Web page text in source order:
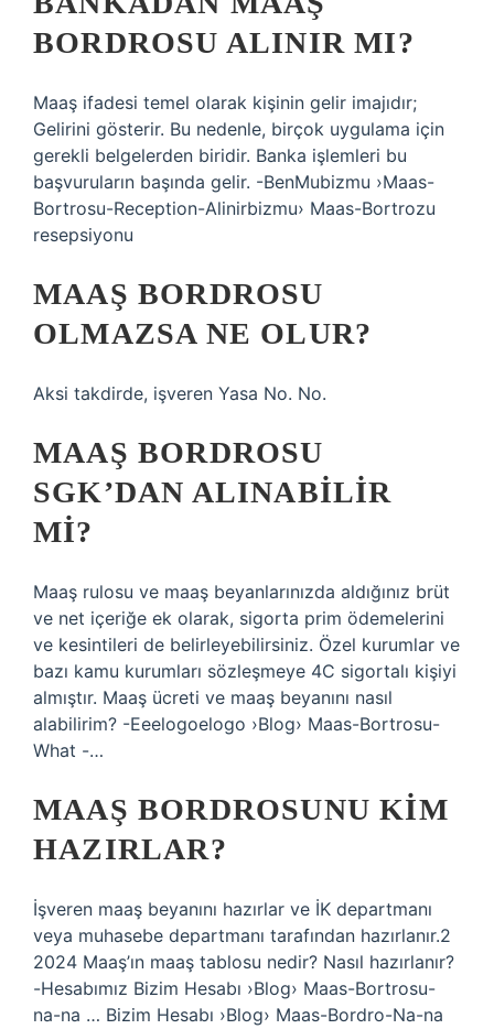
BORDROSU ALINIR MI?
Maaş ifadesi temel olarak kişinin gelir imajıdır;
Gelirini gösterir. Bu nedenle, birçok uygulama için
gerekli belgelerden biridir. Banka işlemleri bu
başvuruların başında gelir. -BenMubizmu ›Maas-
Bortrosu-Reception-Alinirbizmu› Maas-Bortrozu
resepsiyonu
MAAŞ BORDROSU
OLMAZSA NE OLUR?
Aksi takdirde, işveren Yasa No. No.
MAAŞ BORDROSU
SGK’DAN ALINABILIR
MI?
Maaş rulosu ve maaş beyanlarınızda aldığınız brüt
ve net içeriğe ek olarak, sigorta prim ödemelerini
ve kesintileri de belirleyebilirsiniz. Özel kurumlar ve
bazı kamu kurumları sözleşmeye 4C sigortalı kişiyi
almıştır. Maaş ücreti ve maaş beyanını nasıl
alabilirim? -Eeelogoelogo ›Blog› Maas-Bortrosu-
What -…
MAAŞ BORDROSUNU KIM
HAZIRLAR?
İşveren maaş beyanını hazırlar ve İK departmanı
veya muhasebe departmanı tarafından hazırlanır.2
2024 Maaş’ın maaş tablosu nedir? Nasıl hazırlanır?
-Hesabımız Bizim Hesabı ›Blog› Maas-Bortrosu-
na-na … Bizim Hesabı ›Blog› Maas-Bordro-Na-na